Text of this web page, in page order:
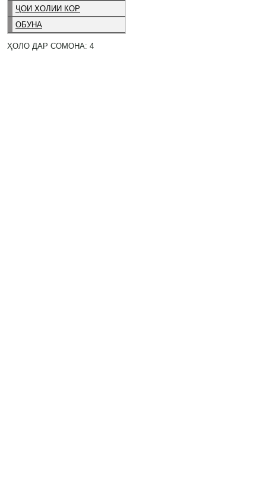
ҶОИ ХОЛИИ КОР
ОБУНА
ҲОЛО ДАР СОМОНА: 4